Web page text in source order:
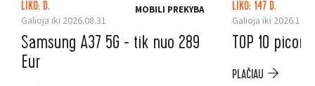
LIKO: D.
Galioja iki 2026.08.31
MOBILI PREKYBA
Samsung A37 5G - tik nuo 289
Eur
LIKO: 147 D.
Galioja iki
TOP 10
PLAČIAU